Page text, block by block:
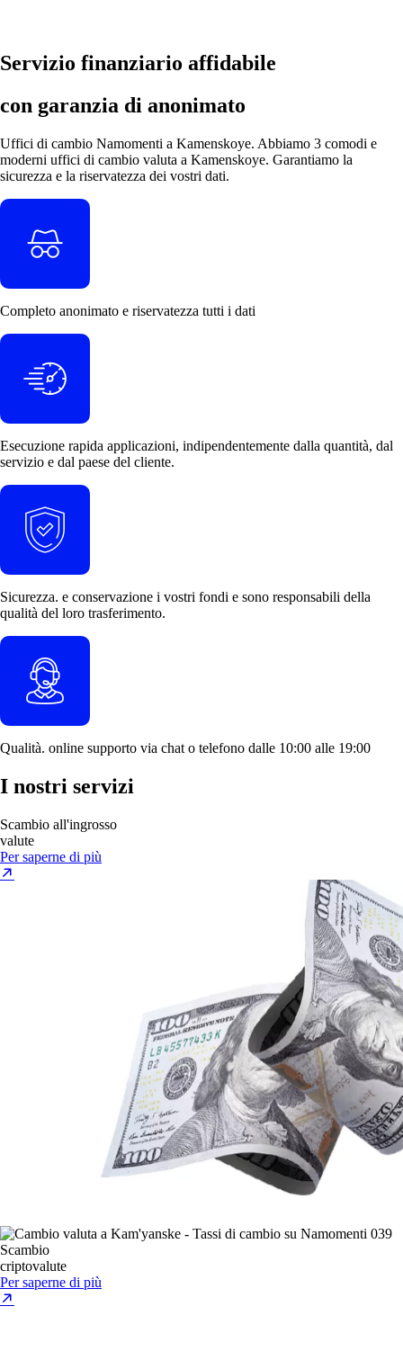
Servizio finanziario affidabile
con garanzia di anonimato
Uffici di cambio Namomenti a Kamenskoye. Abbiamo 3 comodi e
moderni uffici di cambio valuta a Kamenskoye. Garantiamo la
sicurezza e la riservatezza dei vostri dati.
Completo anonimato e riservatezza tutti i dati
Esecuzione rapida applicazioni, indipendentemente dalla quantità, dal
servizio e dal paese del cliente.
Sicurezza. e conservazione i vostri fondi e sono responsabili della
qualità del loro trasferimento.
Qualità. online supporto via chat o telefono dalle 10:00 alle 19:00
I nostri servizi
Scambio all'ingrosso
valute
Per saperne di più
Scambio
criptovalute
Per saperne di più